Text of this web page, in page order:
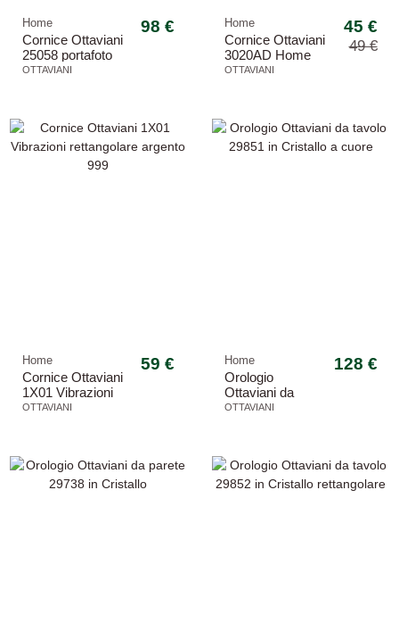
Home
Cornice Ottaviani
25058 portafoto
rettangolare
OTTAVIANI
98 € Home
Cornice Ottaviani
3020AD Home
Collection portafoto
OTTAVIANI
45 €
49 €
Home
Cornice Ottaviani
1X01 Vibrazioni
rettangolare
OTTAVIANI
59 € Home
Orologio
Ottaviani da
tavolo 29851 in
OTTAVIANI
128 €